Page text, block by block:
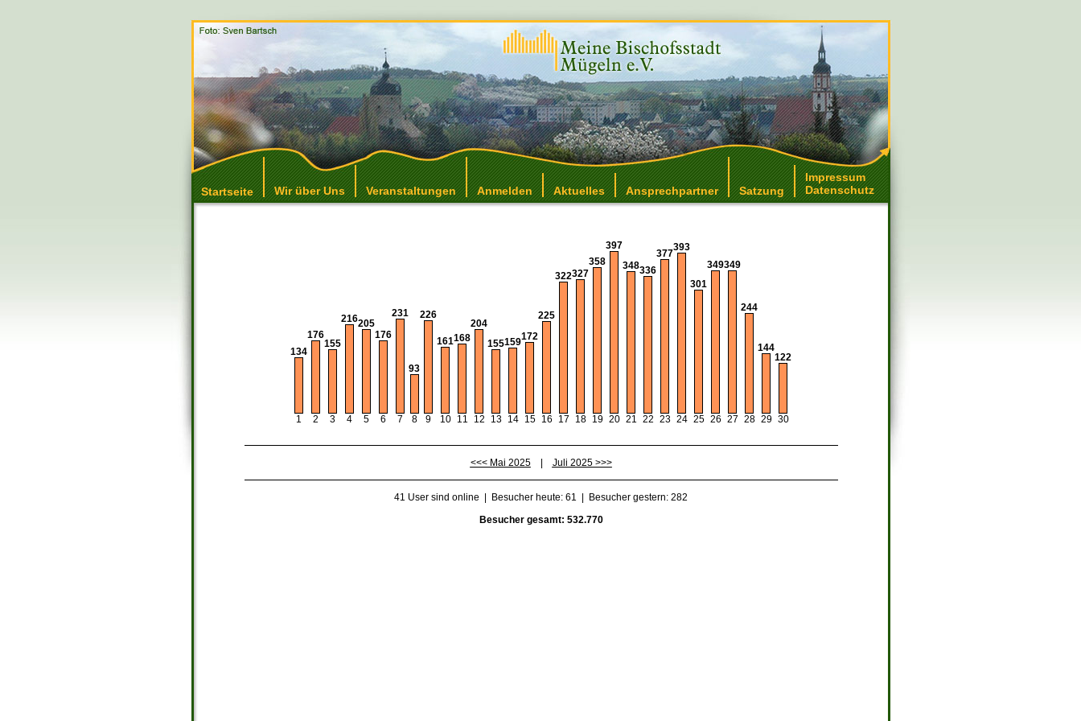
Startseite Wir über Uns Veranstaltungen Anmelden Aktuelles Ansprechpartner Satzung
Impressum
Datenschutz
134
1
176
2
155
3
216
4
205
5
176
6
231
7
93
8
226
9
161
10
168
11
204
12
155
13
159
14
172
15
225
16
322
17
327
18
358
19
397
20
348
21
336
22
377
23
393
24
301
25
349
26
349
27
244
28
144
29
122
30
<<< Mai 2025| Juli 2025 >>>
41 User sind online | Besucher heute: 61 | Besucher gestern: 282
Besucher gesamt: 532.770